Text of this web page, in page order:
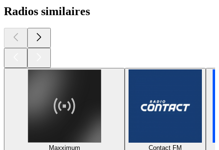
Radios similaires
Maxximum
Contact FM